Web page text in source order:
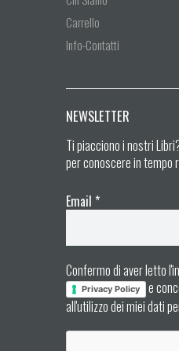
Carrello
Info-Contatti
NEWSLETTER
Ti piacciono i nostri
per conoscere in tempo
Email *
Confermo di aver letto
Privacy Policy
e
all'utilizzo dei miei dati